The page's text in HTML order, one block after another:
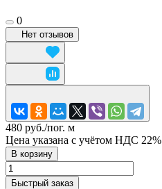
0
Нет отзывов
480 руб./пог. м
Цена указана с учётом НДС 22%
В корзину
Быстрый заказ